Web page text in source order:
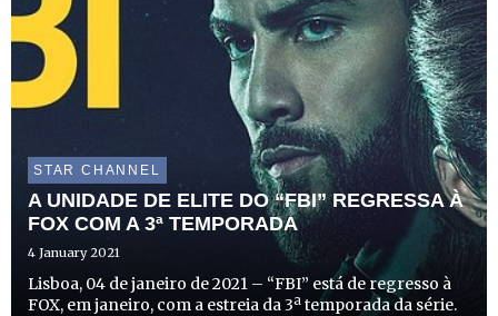
STAR CHANNEL
A UNIDADE DE ELITE DO “FBI” REGRESSA À
FOX COM A 3ª TEMPORADA
4 January 2021
Lisboa, 04 de janeiro de 2021 – “FBI” está de regresso à
FOX, em janeiro, com a estreia da 3ª temporada da série.